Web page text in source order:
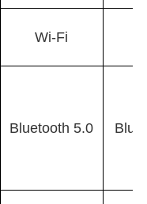
Wi-Fi
Bluetooth 5.0